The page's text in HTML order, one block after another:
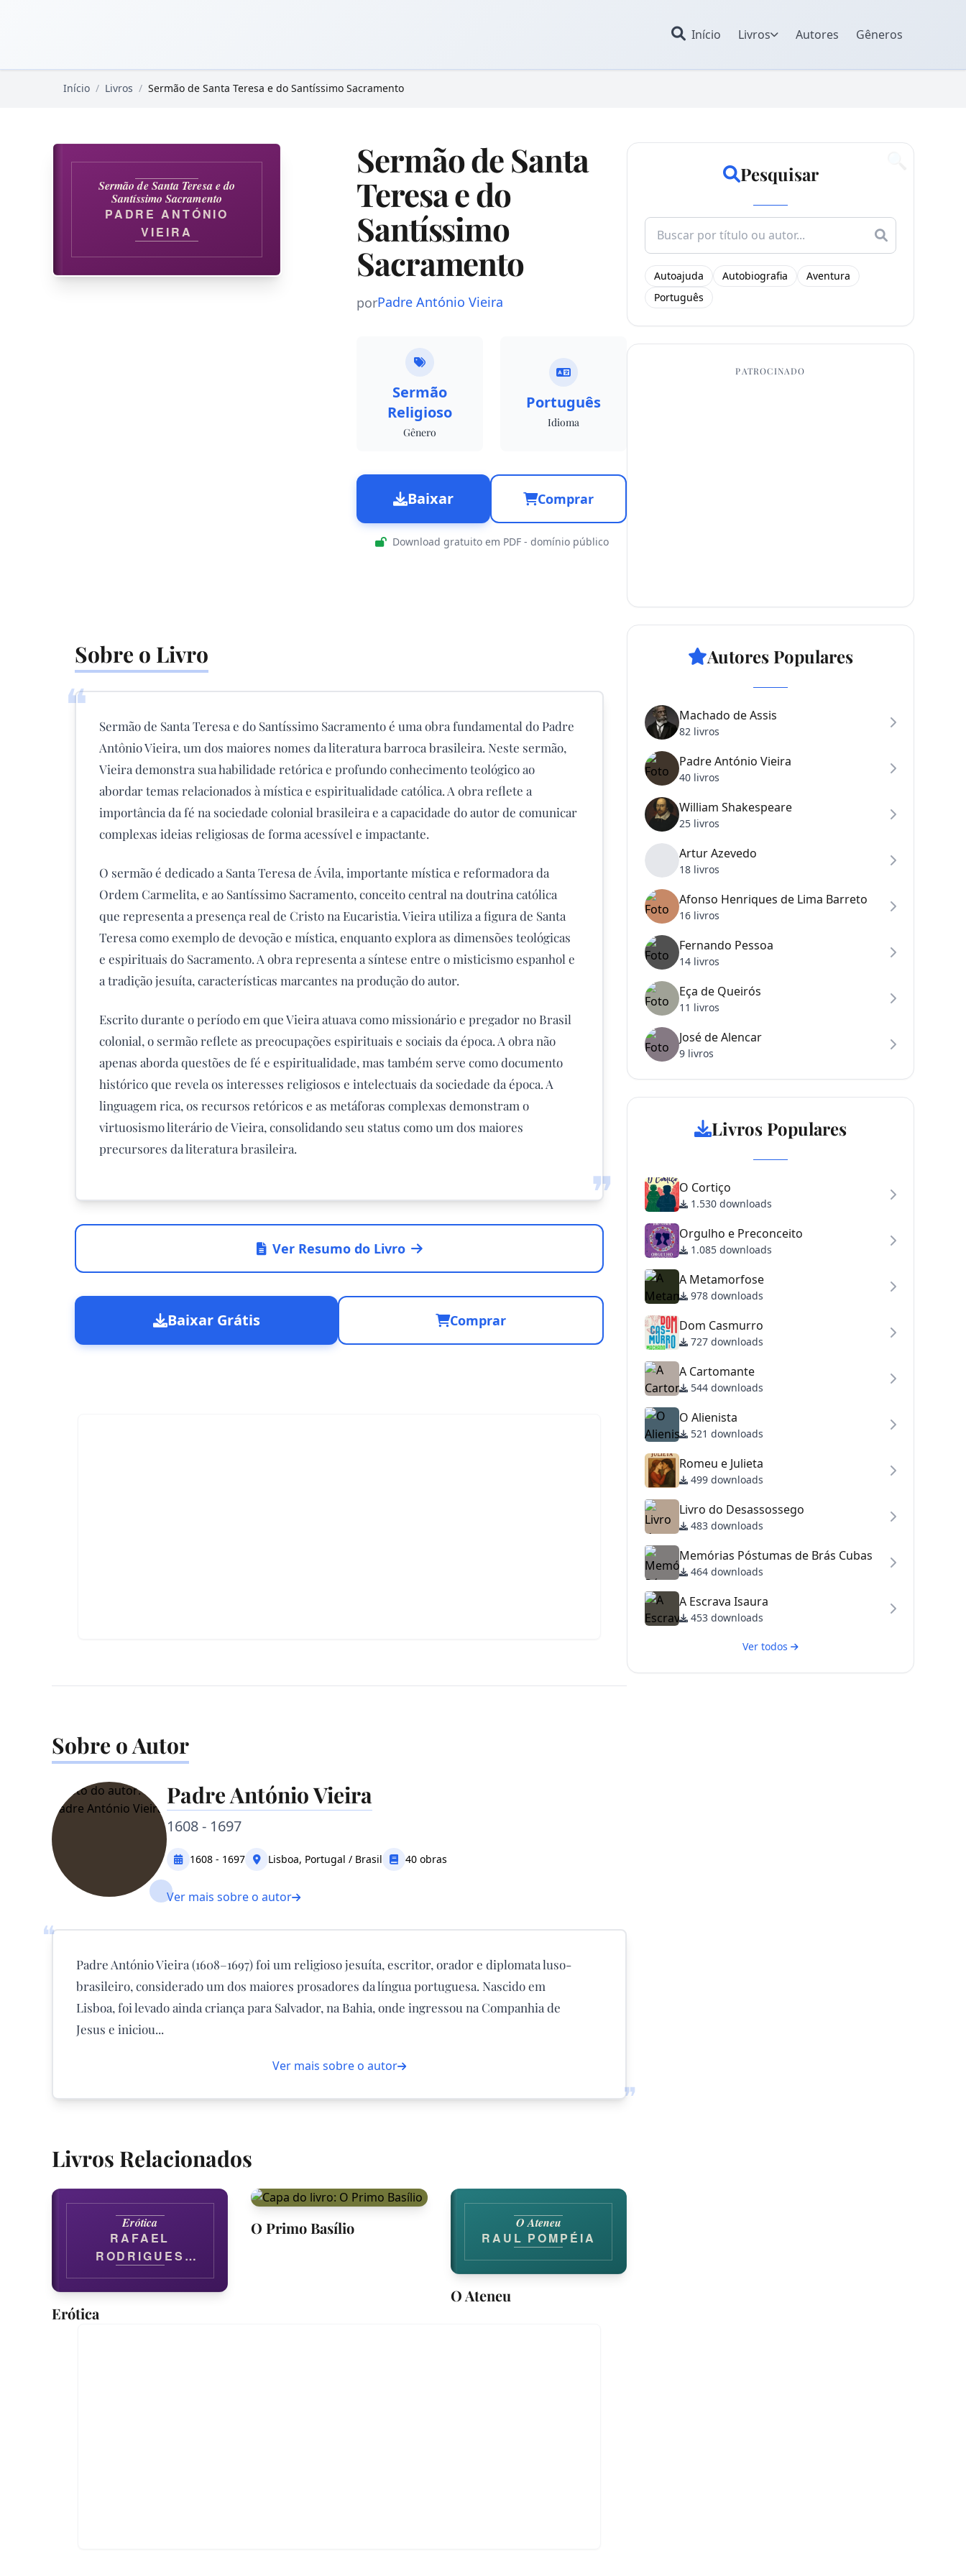
Início Livros Autores Gêneros
Início / Livros / Sermão de Santa Teresa e do Santíssimo Sacramento
Sermão de Santa Teresa e do
Santíssimo Sacramento
PADRE ANTÓNIO
VIEIRA
Sermão de Santa
Teresa e do
Santíssimo
Sacramento
porPadre António Vieira
Sermão
Religioso
Gênero
Português
Idioma
Baixar Comprar
Download gratuito em PDF - domínio público
Sobre o Livro
❝
❞
Sermão de Santa Teresa e do Santíssimo Sacramento é uma obra fundamental do Padre
Antônio Vieira, um dos maiores nomes da literatura barroca brasileira. Neste sermão,
Vieira demonstra sua habilidade retórica e profundo conhecimento teológico ao
abordar temas relacionados à mística e espiritualidade católica. A obra reflete a
importância da fé na sociedade colonial brasileira e a capacidade do autor de comunicar
complexas ideias religiosas de forma acessível e impactante.
O sermão é dedicado a Santa Teresa de Ávila, importante mística e reformadora da
Ordem Carmelita, e ao Santíssimo Sacramento, conceito central na doutrina católica
que representa a presença real de Cristo na Eucaristia. Vieira utiliza a figura de Santa
Teresa como exemplo de devoção e mística, enquanto explora as dimensões teológicas
e espirituais do Sacramento. A obra representa a síntese entre o misticismo espanhol e
a tradição jesuíta, características marcantes na produção do autor.
Escrito durante o período em que Vieira atuava como missionário e pregador no Brasil
colonial, o sermão reflete as preocupações espirituais e sociais da época. A obra não
apenas aborda questões de fé e espiritualidade, mas também serve como documento
histórico que revela os interesses religiosos e intelectuais da sociedade da época. A
linguagem rica, os recursos retóricos e as metáforas complexas demonstram o
virtuosismo literário de Vieira, consolidando seu status como um dos maiores
precursores da literatura brasileira.
Ver Resumo do Livro
Baixar Grátis Comprar
Sobre o Autor
Padre António Vieira
1608 - 1697
1608 - 1697 Lisboa, Portugal / Brasil 40 obras
Ver mais sobre o autor
❝
❞
Padre António Vieira (1608–1697) foi um religioso jesuíta, escritor, orador e diplomata luso-
brasileiro, considerado um dos maiores prosadores da língua portuguesa. Nascido em
Lisboa, foi levado ainda criança para Salvador, na Bahia, onde ingressou na Companhia de
Jesus e iniciou...
Ver mais sobre o autor
Livros Relacionados
Erótica
RAFAEL
RODRIGUES
GOMES
Erótica
O Primo Basílio O Ateneu
RAUL POMPÉIA
O Ateneu
Pesquisar
Search
for:
Autoajuda Autobiografia
Aventura
Português
PATROCINADO
Autores Populares
Machado de Assis
82 livros
Padre António Vieira
40 livros
William Shakespeare
25 livros
Artur Azevedo
18 livros
Afonso Henriques de Lima Barreto
16 livros
Fernando Pessoa
14 livros
Eça de Queirós
11 livros
José de Alencar
9 livros
Livros Populares
O Cortiço
1.530 downloads
Orgulho e Preconceito
1.085 downloads
A Metamorfose
978 downloads
Dom Casmurro
727 downloads
A Cartomante
544 downloads
O Alienista
521 downloads
Romeu e Julieta
499 downloads
Livro do Desassossego
483 downloads
Memórias Póstumas de Brás Cubas
464 downloads
A Escrava Isaura
453 downloads
Ver todos